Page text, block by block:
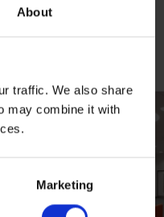
About
traffic. We also share
may combine it with
Marketing